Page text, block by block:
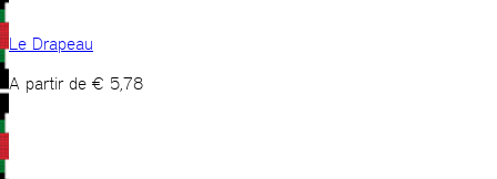
Le Drapeau
A partir de € 5,78